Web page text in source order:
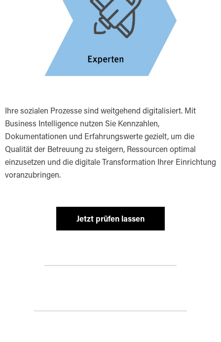
Ihre sozialen Prozesse sind weitgehend digitalisiert. Mit
Business Intelligence nutzen Sie Kennzahlen,
Dokumentationen und Erfahrungswerte gezielt, um die
Qualität der Betreuung zu steigern, Ressourcen optimal
einzusetzen und die digitale Transformation Ihrer Einrichtung
voranzubringen.
Jetzt prüfen lassen